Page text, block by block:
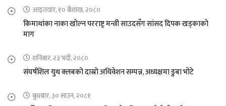
आइतवार, १० बैशाख, २०८०
किमाथांका नाका खोल्न परराष्ट्र मन्त्री साउदसँग सांसद दिपक खड्काको
माग
शनिबार, २३ भदौ, २०८०
संघर्षशिल युथ क्लबको दास्रो अधिवेशन सम्पन्न, अध्यक्षमा डुबा भोटे
बुधबार, ३० साउन, २०८१